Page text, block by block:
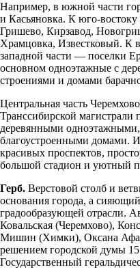
Например, в южной части
и Касьяновка. К юго-
Гришево, Кирзавод,
Храмцовка, Известковый.
западной части — поселки
основном одноэтажные с
строениями и домами
Центральная часть
Транссибирской магистрали
деревянными
благоустроенными домами.
красивых проспектов,
большой стадион и уютный
Герб. Верстовой столб и
основания города, а
градообразующей отрасли.
Ковальская (Черемхово),
Мишин (Химки), Оксана
решением городской думы 15
Государственный